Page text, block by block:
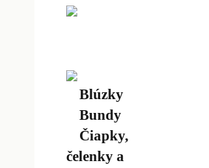
Blúzky
Bundy
Čiapky,
čelenky a